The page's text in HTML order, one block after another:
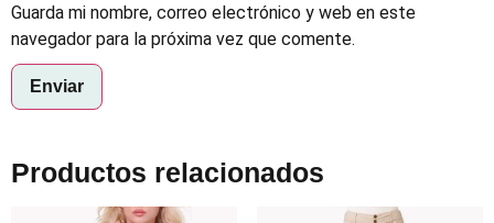
Guarda mi nombre, correo electrónico y web en este
navegador para la próxima vez que comente.
Productos relacionados